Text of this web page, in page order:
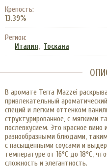
Крепость:
13.39%
Регион:
Италия, Тоскана
В аромате Terra Mazzei
привлекательный
специй и легким оттенком
структурированное, с мягкими
послевкусием. Это красное вино
разнообразными блюдами,
с насыщенными соусами и
температуре от 16°C до 18°C,
сложность и элегантность.